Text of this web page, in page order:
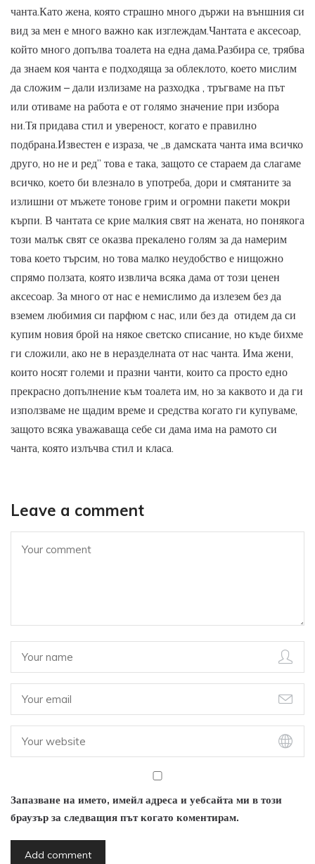
чанта.Като жена, която страшно много държи на външния си
вид за мен е много важно как изглеждам.Чантата е аксесоар,
който много допълва тоалета на една дама.Разбира се, трябва
да знаем коя чанта е подходяща за облеклото, което мислим
да сложим – дали излизаме на разходка , тръгваме на път
или отиваме на работа е от голямо значение при избора
ни.Тя придава стил и увереност, когато е правилно
подбрана.Известен е израза, че „в дамската чанта има всичко
друго, но не и ред’’ това е така, защото се стараем да слагаме
всичко, което би влезнало в употреба, дори и смятаните за
излишни от мъжете тонове грим и огромни пакети мокри
кърпи. В чантата се крие малкия свят на жената, но понякога
този малък свят се оказва прекалено голям за да намерим
това което търсим, но това малко неудобство е нищожно
спрямо ползата, която извлича всяка дама от този ценен
аксесоар. За много от нас е немислимо да излезем без да
вземем любимия си парфюм с нас, или без да отидем да си
купим новия брой на някое светско списание, но къде бихме
ги сложили, ако не в неразделната от нас чанта. Има жени,
които носят големи и празни чанти, които са просто едно
прекрасно допълнение към тоалета им, но за каквото и да ги
използваме не щадим време и средства когато ги купуваме,
защото всяка уважаваща себе си дама има на рамото си
чанта, която излъчва стил и класа.
Leave a comment
Запазване на името, имейл адреса и уебсайта ми в този
браузър за следващия път когато коментирам.